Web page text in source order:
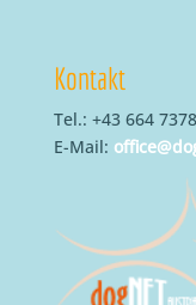
Kontakt
Tel.: +43 664
E-Mail: